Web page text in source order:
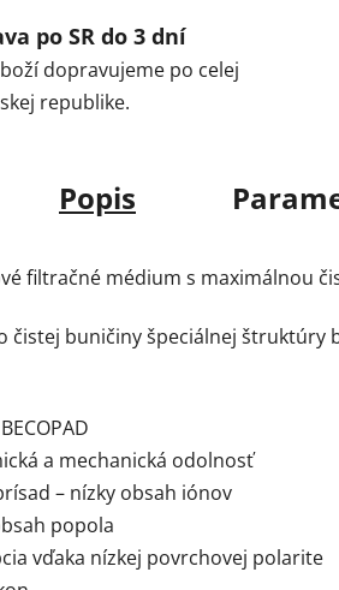
po SR do 3 dní
dopravujeme po celej
republike.
Popis
filtračné médium s maximálnou
čistej buničiny špeciálnej
a mechanická odolnosť
– nízky obsah iónov
popola
vďaka nízkej povrchovej polarite